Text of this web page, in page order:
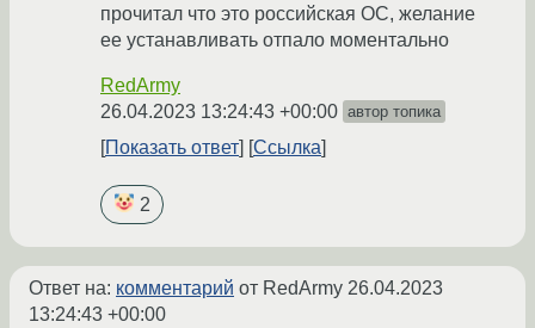
прочитал что это российская ОС, желание
ее устанавливать отпало моментально
RedArmy
26.04.2023 13:24:43 +00:00 автор топика
Показать ответ Ссылка
2
Ответ на: комментарий от RedArmy 26.04.2023
13:24:43 +00:00